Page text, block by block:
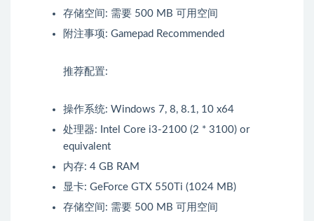
存储空间: 需要 500 MB 可用空间
附注事项: Gamepad Recommended
推荐配置:
操作系统: Windows 7, 8, 8.1, 10 x64
处理器: Intel Core i3-2100 (2 * 3100) or
equivalent
内存: 4 GB RAM
显卡: GeForce GTX 550Ti (1024 MB)
存储空间: 需要 500 MB 可用空间